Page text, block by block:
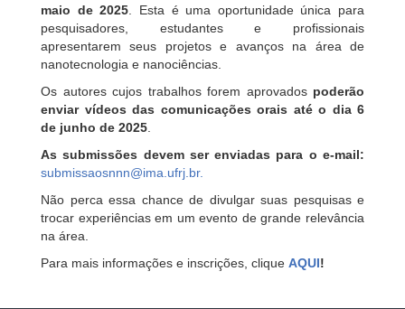
maio de 2025 . Esta é uma oportunidade única para
pesquisadores, estudantes e profissionais
apresentarem seus projetos e avanços na área de
nanotecnologia e nanociências.
Os autores cujos trabalhos forem aprovados poderão
enviar vídeos das comunicações orais até o dia 6
de junho de 2025
As submissões devem ser enviadas para o e-mail:
submissaosnnn@ima.ufrj.br.
Não perca essa chance de divulgar suas pesquisas e
trocar experiências em um evento de grande relevância
na área.
Para mais informações e inscrições, clique AQUI!